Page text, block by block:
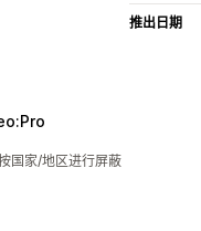
推出日期
国家/地区进行屏蔽